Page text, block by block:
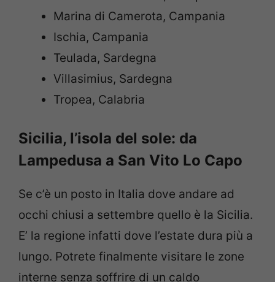
Marina di Camerota, Campania
Ischia, Campania
Teulada, Sardegna
Villasimius, Sardegna
Tropea, Calabria
Sicilia, l’isola del sole: da
Lampedusa a San Vito Lo Capo
Se c’è un posto in Italia dove andare ad
occhi chiusi a settembre quello è la Sicilia.
E’ la regione infatti dove l’estate dura più a
lungo. Potrete finalmente visitare le zone
interne senza soffrire di un caldo